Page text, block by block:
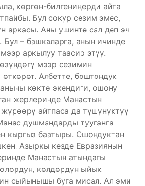
көргөн-билгениңерди айта
Бул сокур сезим эмес,
аркасы. Аны ушинте сал деп эч
Бул – башкаларга, анын ичинде
аркылуу таасир этүү.
мээр сезимин
Албетте, боштондук
көктө экендиги, ошону
жерлеринде Манастын
жүрөөрү айтпаса да түшүнүктүү
душмандарды тууганга
кыргыз баатыры. Ошондуктан
Азыркы кезде Евразиянын
Манастын атындагы
көлдөрдүн ыйык
сыйынышы буга мисал. Ал эми